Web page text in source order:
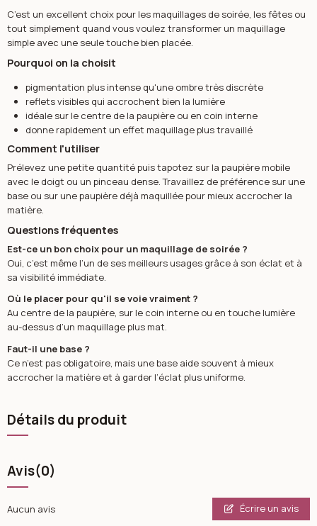
C’est un excellent choix pour les maquillages de soirée, les fêtes ou
tout simplement quand vous voulez transformer un maquillage
simple avec une seule touche bien placée.
Pourquoi on la choisit
pigmentation plus intense qu'une ombre très discrète
reflets visibles qui accrochent bien la lumière
idéale sur le centre de la paupière ou en coin interne
donne rapidement un effet maquillage plus travaillé
Comment l'utiliser
Prélevez une petite quantité puis tapotez sur la paupière mobile
avec le doigt ou un pinceau dense. Travaillez de préférence sur une
base ou sur une paupière déjà maquillée pour mieux accrocher la
matière.
Questions fréquentes
Est-ce un bon choix pour un maquillage de soirée ?
Oui, c’est même l’un de ses meilleurs usages grâce à son éclat et à
sa visibilité immédiate.
Où le placer pour qu'il se voie vraiment ?
Au centre de la paupière, sur le coin interne ou en touche lumière
au-dessus d’un maquillage plus mat.
Faut-il une base ?
Ce n’est pas obligatoire, mais une base aide souvent à mieux
accrocher la matière et à garder l’éclat plus uniforme.
Détails du produit
Avis(0)
Aucun avis Écrire un avis